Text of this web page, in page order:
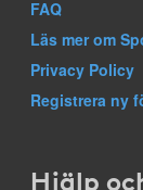
FAQ
Läs mer om
Privacy Policy
Registrera ny
Hjälp